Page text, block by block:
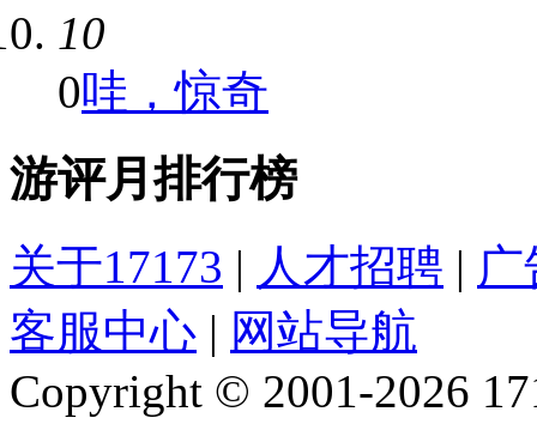
10
0哇，惊奇
游评月排行榜
关于17173 | 人才招聘 |
客服中心 | 网站导航
Copyright © 2001-2026